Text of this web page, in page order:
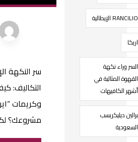
سر النكهة
التكاليف:
وكريمات
مشروعك؟
RANCILIO الإيطالية
اريكا
السر وراء نكهة
القهوة المثالية في
أشهر الكافيهات
برالين ديليكريسب
السعودية